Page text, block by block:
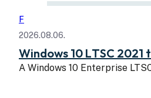
F
2026.08.06.
Windows 10 LTSC
A Windows 10 Enterprise